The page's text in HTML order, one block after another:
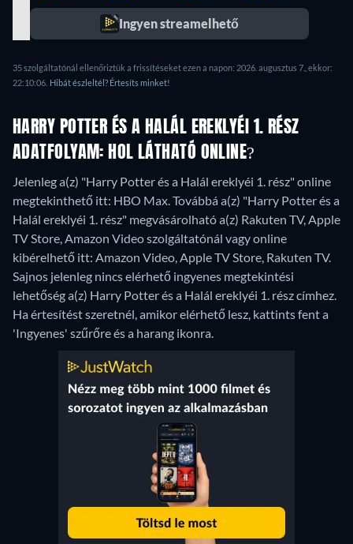
Ingyen streamelhető
35 szolgáltatónál ellenőriztük a frissítéseket ezen a napon: 2026. augusztus 7., ekkor:
22:10:06. Hibát észleltél? Értesíts minket!
HARRY POTTER ÉS A HALÁL EREKLYÉI 1. RÉSZ
ADATFOLYAM: HOL LÁTHATÓ ONLINE?
Jelenleg a(z) "Harry Potter és a Halál ereklyéi 1. rész" online
megtekinthető itt: HBO Max. Továbbá a(z) "Harry Potter és a
Halál ereklyéi 1. rész" megvásárolható a(z) Rakuten TV, Apple
TV Store, Amazon Video szolgáltatónál vagy online
kibérelhető itt: Amazon Video, Apple TV Store, Rakuten TV.
Sajnos jelenleg nincs elérhető ingyenes megtekintési
lehetőség a(z) Harry Potter és a Halál ereklyéi 1. rész címhez.
Ha értesítést szeretnél, amikor elérhető lesz, kattints fent a
'Ingyenes' szűrőre és a harang ikonra.